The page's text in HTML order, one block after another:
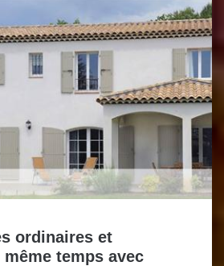
ordinaires et
temps avec